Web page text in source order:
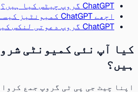
ChatGPT گروپ چیٹس کیا ہیں؟
اچھے ChatGPT کمیونٹیز کیسے تلاش کریں
ChatGPT گروپ دعوتی لنکس کیسے کام کرتے ہیں
کیا آپ نئی کمیونٹی
ہیں؟
اپنا چیٹ جی پی ٹی گروپ جمع